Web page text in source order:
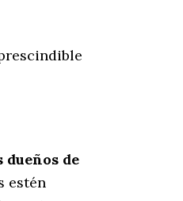
dueños de
estén